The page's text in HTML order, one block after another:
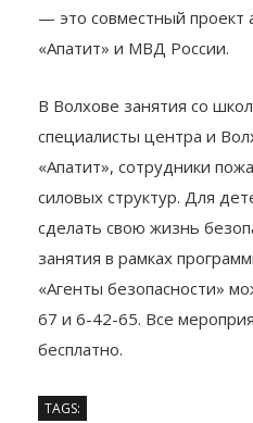
— это совместный проект
«Апатит» и МВД России.
В Волхове занятия со
специалисты центра и
«Апатит», сотрудники
силовых структур. Для
сделать свою жизнь
занятия в рамках
«Агенты безопасности»
67 и 6-42-65. Все
бесплатно.
TAGS: